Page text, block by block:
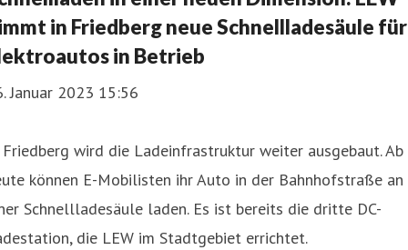
in Friedberg neue Schnellladesäule für
in Betrieb
Januar 2023 15:56
wird die Ladeinfrastruktur weiter ausgebaut. Ab
können E-Mobilisten ihr Auto in der Bahnhofstraße an
Schnellladesäule laden. Es ist bereits die dritte DC-
die LEW im Stadtgebiet errichtet.